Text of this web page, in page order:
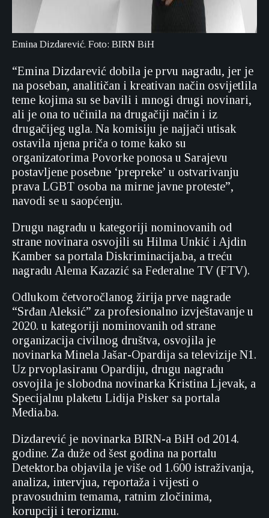
Emina Dizdarević. Foto: BIRN BiH
“Emina Dizdarević dobila je prvu nagradu, jer je
na poseban, analitičan i kreativan način osvijetlila
teme kojima su se bavili i mnogi drugi novinari,
ali je ona to učinila na drugačiji način i iz
drugačijeg ugla. Na komisiju je najjači utisak
ostavila njena priča o tome kako su
organizatorima Povorke ponosa u Sarajevu
postavljene posebne ‘prepreke’ u ostvarivanju
prava LGBT osoba na mirne javne proteste”,
navodi se u saopćenju.
Drugu nagradu u kategoriji nominovanih od
strane novinara osvojili su Hilma Unkić i Ajdin
Kamber sa portala Diskriminacija.ba, a treću
nagradu Alema Kazazić sa Federalne TV (FTV).
Odlukom četvoročlanog žirija prve nagrade
“Srđan Aleksić” za profesionalno izvještavanje u
2020. u kategoriji nominovanih od strane
organizacija civilnog društva, osvojila je
novinarka Minela Jašar-Opardija sa televizije N1.
Uz prvoplasiranu Opardiju, drugu nagradu
osvojila je slobodna novinarka Kristina Ljevak, a
Specijalnu plaketu Lidija Pisker sa portala
Media.ba.
Dizdarević je novinarka BIRN-a BiH od 2014.
godine. Za duže od šest godina na portalu
Detektor.ba objavila je više od 1.600 istraživanja,
analiza, intervjua, reportaža i vijesti o
pravosudnim temama, ratnim zločinima,
korupciji i terorizmu.